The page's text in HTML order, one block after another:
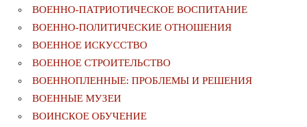
ВОЕННО-ПАТРИОТИЧЕСКОЕ ВОСПИТАНИЕ
ВОЕННО-ПОЛИТИЧЕСКИE ОТНОШЕНИЯ
ВОЕННОЕ ИСКУССТВО
ВОЕННОЕ СТРОИТЕЛЬСТВО
ВОЕННОПЛЕННЫЕ: ПРОБЛЕМЫ И РЕШЕНИЯ
ВОЕННЫЕ МУЗЕИ
ВОИНСКОЕ ОБУЧЕНИЕ